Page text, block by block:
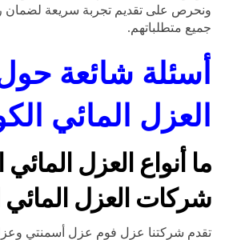
ونحرص على تقديم تجربة سريعة لضمان
جميع متطلباتهم.
أسئلة شائعة
العزل المائي
ما أنواع العزل المائي
شركات العزل المائي
تقدم شركتنا عزل فوم عزل أسمنتي